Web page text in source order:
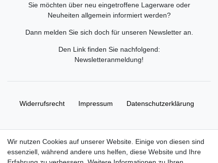
Sie möchten über neu eingetroffene Lagerware oder
Neuheiten allgemein informiert werden?
Dann melden Sie sich doch für unseren Newsletter an.
Den Link finden Sie nachfolgend:
Newsletteranmeldung!
Widerrufs­recht Impressum Daten­schutz­erklärung
© Copyright 2026 | Alle Rechte vorbehalten. HL-
Wir nutzen Cookies auf unserer Website. Einige von diesen sind
essenziell, während andere uns helfen, diese Website und Ihre